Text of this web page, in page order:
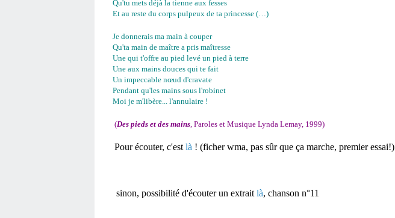
Qu'tu mets déjà la tienne aux fesses
Et au reste du corps pulpeux de ta princesse (…)
Je donnerais ma main à couper
Qu'ta main de maître a pris maîtresse
Une qui t'offre au pied levé un pied à terre
Une aux mains douces qui te fait
Un impeccable nœud d'cravate
Pendant qu'les mains sous l'robinet
Moi je m'libère... l'annulaire !
(Des pieds et des mains , Paroles et Musique Lynda Lemay, 1999)
Pour écouter, c'est là ! (ficher wma, pas sûr que ça marche, premier essai!)
sinon, possibilité d'écouter un extrait là, chanson n°11